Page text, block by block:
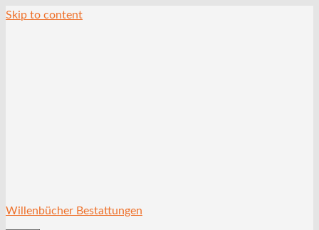
Skip to content
Willenbücher Bestattungen